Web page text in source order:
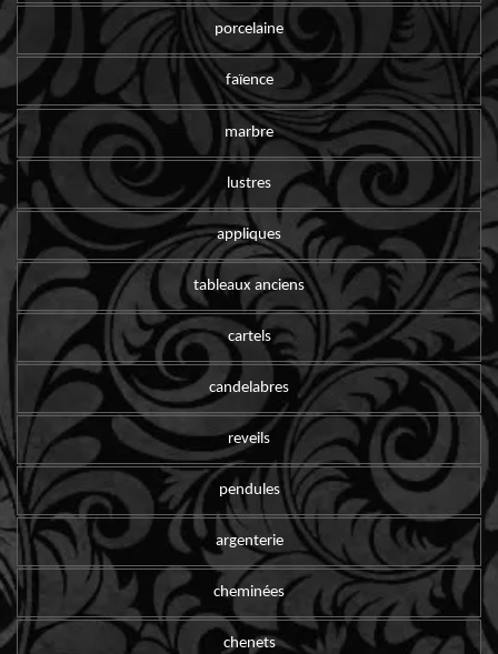
porcelaine
faïence
marbre
lustres
appliques
tableaux anciens
cartels
candelabres
reveils
pendules
argenterie
cheminées
chenets